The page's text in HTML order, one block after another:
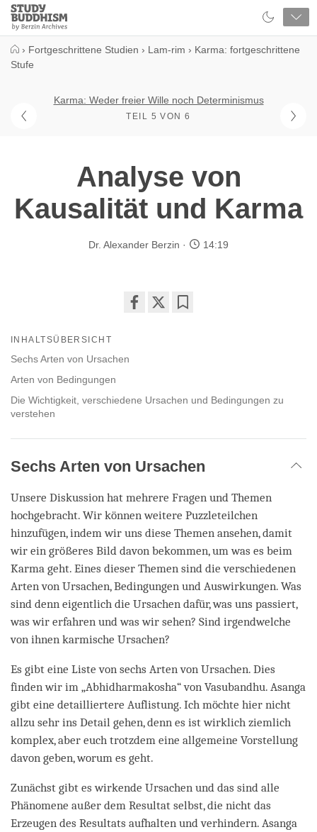
Close
Study
Buddhism
› Fortgeschrittene Studien › Lam-rim › Karma: fortgeschrittene
Stufe
Karma: Weder freier Wille noch Determinismus
TEIL 5 VON 6
Analyse von
Kausalität und Karma
Dr. Alexander Berzin 14:19
INHALTSÜBERSICHT
Sechs Arten von Ursachen
Arten von Bedingungen
Die Wichtigkeit, verschiedene Ursachen und Bedingungen zu
verstehen
Sechs Arten von Ursachen
Unsere Diskussion hat mehrere Fragen und Themen
hochgebracht. Wir können weitere Puzzleteilchen
hinzufügen, indem wir uns diese Themen ansehen, damit
wir ein größeres Bild davon bekommen, um was es beim
Karma geht. Eines dieser Themen sind die verschiedenen
Arten von Ursachen, Bedingungen und Auswirkungen. Was
sind denn eigentlich die Ursachen dafür, was uns passiert,
was wir erfahren und was wir sehen? Sind irgendwelche
von ihnen karmische Ursachen?
Es gibt eine Liste von sechs Arten von Ursachen. Dies
finden wir im „Abhidharmakosha“ von Vasubandhu. Asanga
gibt eine detailliertere Auflistung. Ich möchte hier nicht
allzu sehr ins Detail gehen, denn es ist wirklich ziemlich
komplex, aber euch trotzdem eine allgemeine Vorstellung
davon geben, worum es geht.
Zunächst gibt es wirkende Ursachen und das sind alle
Phänomene außer dem Resultat selbst, die nicht das
Erzeugen des Resultats aufhalten und verhindern. Asanga